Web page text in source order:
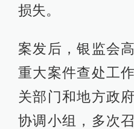
损失。
案发后，银监会
重大案件查处工
关部门和地方政
协调小组，多次